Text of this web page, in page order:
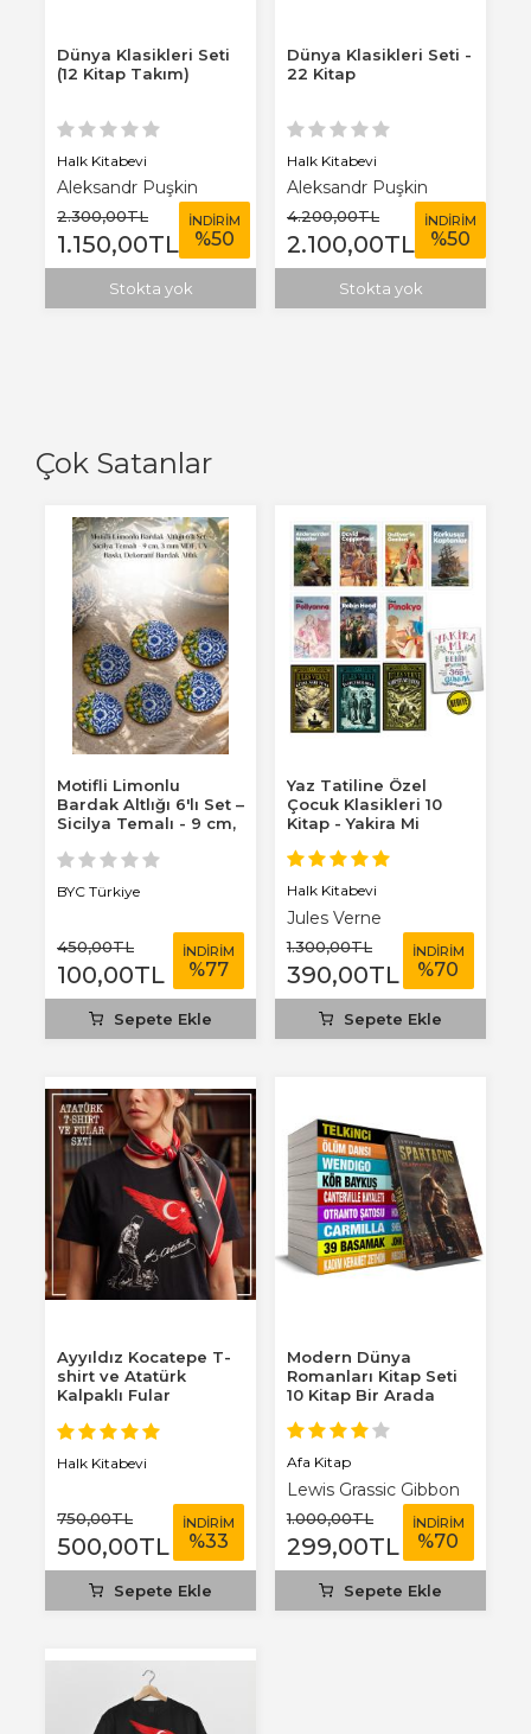
Çok Satanlar
Motifli Limonlu
Bardak Altlığı 6'lı Set –
Sicilya Temalı - 9 cm,
BYC Türkiye
450,00TL
100,00TL
İNDİRİM
%77
Sepete Ekle
Yaz Tatiline Özel
Çocuk Klasikleri 10
Kitap - Yakira Mi
Halk Kitabevi
Jules Verne
1.300,00TL
390,00TL
İNDİRİM
%70
Sepete Ekle
Ayyıldız Kocatepe T-
shirt ve Atatürk
Kalpaklı Fular
Halk Kitabevi
750,00TL
500,00TL
İNDİRİM
%33
Sepete Ekle
Modern Dünya
Romanları Kitap Seti
10 Kitap Bir Arada
Afa Kitap
Lewis Grassic Gibbon
1.000,00TL
299,00TL
İNDİRİM
%70
Sepete Ekle
Dünya Klasikleri Seti
(12 Kitap Takım)
Halk Kitabevi
Aleksandr Puşkin
2.300,00TL
1.150,00TL
İNDİRİM
%50
Stokta yok
Dünya Klasikleri Seti -
22 Kitap
Halk Kitabevi
Aleksandr Puşkin
4.200,00TL
2.100,00TL
İNDİRİM
%50
Stokta yok